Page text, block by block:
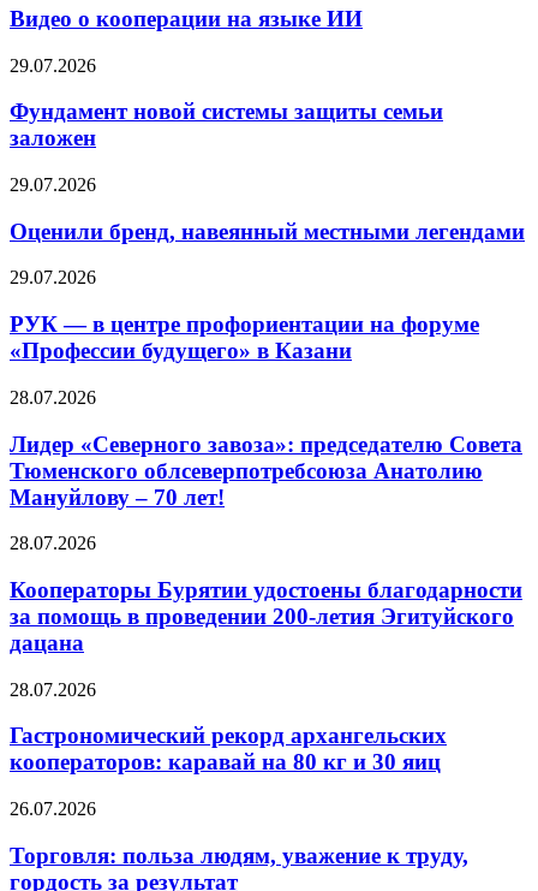
Видео о кооперации на языке ИИ
29.07.2026
Фундамент новой системы защиты семьи
заложен
29.07.2026
Оценили бренд, навеянный местными легендами
29.07.2026
РУК — в центре профориентации на форуме
«Профессии будущего» в Казани
28.07.2026
Лидер «Северного завоза»: председателю Совета
Тюменского облсеверпотребсоюза Анатолию
Мануйлову – 70 лет!
28.07.2026
Кооператоры Бурятии удостоены благодарности
за помощь в проведении 200-летия Эгитуйского
дацана
28.07.2026
Гастрономический рекорд архангельских
кооператоров: каравай на 80 кг и 30 яиц
26.07.2026
Торговля: польза людям, уважение к труду,
гордость за результат